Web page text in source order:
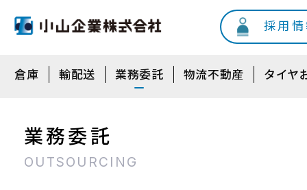
採用
業務委託
OUTSOURCING
倉庫 輸配送 業務委託 物流不動産 タイヤ